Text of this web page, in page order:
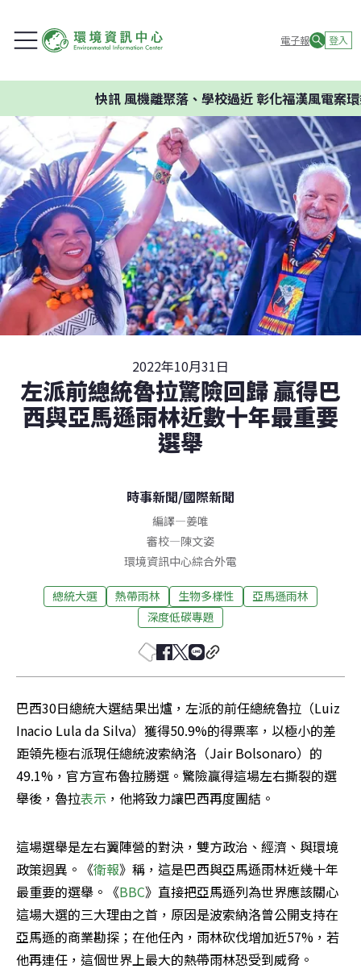
電子報 登入
快訊風機離聚落、學校過近 彰化福漢風電案環委
2022年10月31日
左派前總統魯拉驚險回歸 贏得巴
西與亞馬遜雨林近數十年最重要
選舉
時事新聞/國際新聞
編譯—姜唯
審校—陳文姿
環境資訊中心綜合外電
總統大選 熱帶雨林 生物多樣性
亞馬遜雨林
深度低碳專題
巴西30日總統大選結果出爐，左派的前任總統魯拉（Luiz
Inacio Lula da Silva）獲得50.9%的得票率，以極小的差
距領先極右派現任總統波索納洛（Jair Bolsonaro）的
49.1%，官方宣布魯拉勝選。驚險贏得這場左右撕裂的選
舉後，魯拉表示 ，他將致力讓巴西再度團結。
這場選舉是左右翼陣營的對決，雙方政治、經濟、與環境
政策迥異。《衛報》稱，這是巴西與亞馬遜雨林近幾十年
最重要的選舉。《BBC》直接把亞馬遜列為世界應該關心
這場大選的三大理由之首，原因是波索納洛曾公開支持在
亞馬遜的商業勘探；在他任內，雨林砍伐增加近57%，若
他再連任，這個世界上最大的熱帶雨林恐受到威脅。